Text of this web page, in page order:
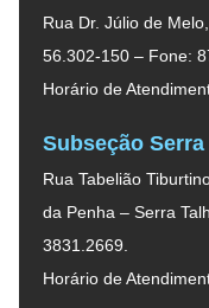
Rua Dr. Júlio de
56.302-150 – Fone:
Horário de
Subseção Serra
Rua Tabelião
da Penha – Serra
3831.2669.
Horário de